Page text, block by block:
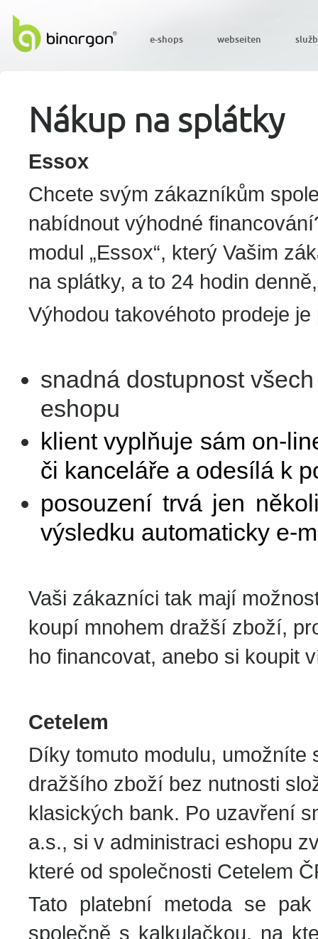
Nákup na splátky
Essox
Chcete svým zákazníkům
nabídnout výhodné
modul „Essox“, který Vašim
na splátky, a to 24 hodin
Výhodou takovéhoto prodeje
snadná dostupnost
eshopu
klient vyplňuje sám on-
či kanceláře a odesílá k
posouzení trvá jen
výsledku automaticky e-
Vaši zákazníci tak mají
koupí mnohem dražší zboží,
ho financovat, anebo si koupit
Cetelem
Díky tomuto modulu,
dražšího zboží bez nutnosti
klasických bank. Po uzavření
a.s., si v administraci eshopu
které od společnosti Cetelem
Tato platební metoda se
společně s kalkulačkou, na
e-shops webseiten